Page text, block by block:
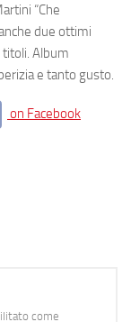
“Che
due ottimi
Album
e tanto gusto.
on Facebook
come